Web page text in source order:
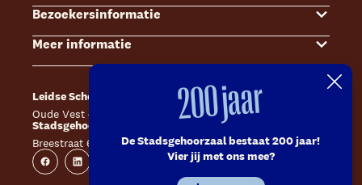
Events
Zalenoverzicht
Contact Sales & Events
Offerte aanvragen
Bezoekersinformatie
Kaartverkoop
Bereikbaarheid
Toegankelijkheid
Huisregels en algemene voorwaarden
Veelgestelde vragen
Meer informatie
Steun ons
Technische informatie
Vacatures
Leidse Schouwburg
Oude Vest 43, 2312 XS Leiden
Stadsgehoorzaal Leiden
Breestraat 60, 2311 CS Leiden
FacebookLinkedin
Café Caat
Catharinahof, 2311 CS Leiden
WebsiteInstagram
200 jaar
De Stadsgehoorzaal bestaat 200 jaar!
Vier jij met ons mee?